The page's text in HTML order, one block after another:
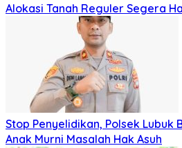
Alokasi Tanah Reguler Segera
Stop Penyelidikan, Polsek Lubuk
Anak Murni Masalah Hak Asuh